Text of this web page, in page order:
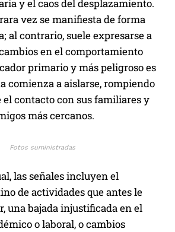
y el caos del desplazamiento.
vez se manifiesta de forma
al contrario, suele expresarse a
en el comportamiento
primario y más peligroso es
comienza a aislarse, rompiendo
contacto con sus familiares y
más cercanos.
Fotos suministradas
las señales incluyen el
de actividades que antes le
una bajada injustificada en el
o laboral, o cambios